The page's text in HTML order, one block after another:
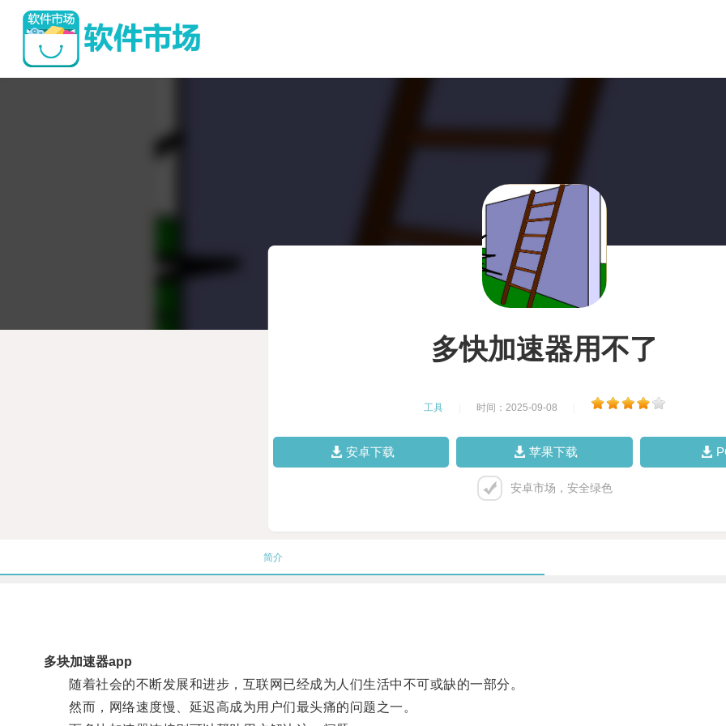
多快加速器用不了
工具 时间：2025-09-08
安卓下载 苹果下载
安卓市场，安全绿色
简介
多块加速器app
随着社会的不断发展和进步，互联网已经成为人们生活中不可或缺的一部分。
然而，网络速度慢、延迟高成为用户们最头痛的问题之一。